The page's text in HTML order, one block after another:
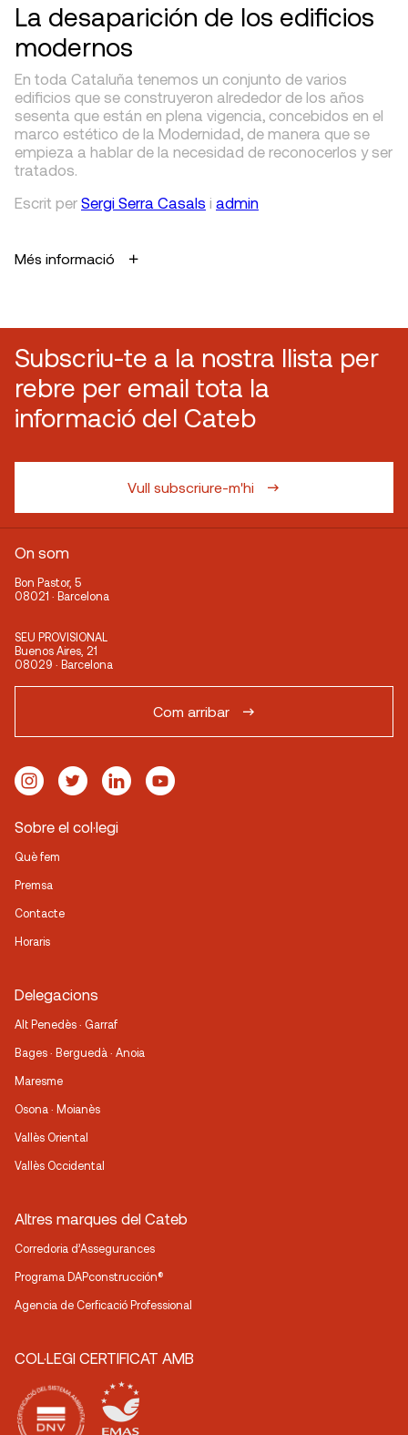
La desaparición de los edificios
modernos
En toda Cataluña tenemos un conjunto de varios
edificios que se construyeron alrededor de los años
sesenta que están en plena vigencia, concebidos en el
marco estético de la Modernidad, de manera que se
empieza a hablar de la necesidad de reconocerlos y ser
tratados.
Escrit per Sergi Serra Casals i admin
Més informació
Subscriu-te a la nostra llista per
rebre per email tota la
informació del Cateb
Vull subscriure-m'hi
On som
Bon Pastor, 5
08021 · Barcelona
SEU PROVISIONAL
Buenos Aires, 21
08029 · Barcelona
Com arribar
Sobre el col·legi
Què fem
Premsa
Contacte
Horaris
Delegacions
Alt Penedès · Garraf
Bages · Berguedà · Anoia
Maresme
Osona · Moianès
Vallès Oriental
Vallès Occidental
Altres marques del Cateb
Corredoria d’Assegurances
Programa DAPconstrucción®
Agencia de Cerficació Professional
COL·LEGI CERTIFICAT AMB